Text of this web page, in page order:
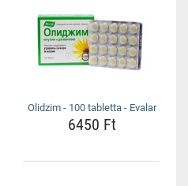
Olidzim - 100 tabletta - Evalar
6450 Ft